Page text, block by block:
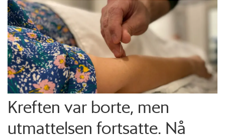
Kreften var borte, men
utmattelsen fortsatte. Nå